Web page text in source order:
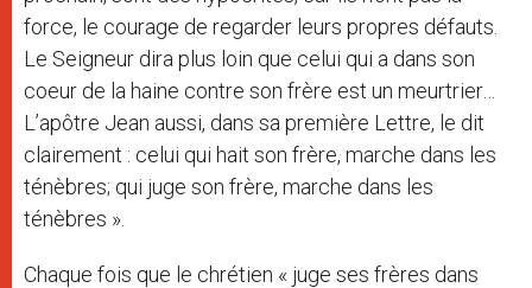
force, le courage de regarder leurs propres défauts.
Le Seigneur dira plus loin que celui qui a dans son
coeur de la haine contre son frère est un meurtrier…
L’apôtre Jean aussi, dans sa première Lettre, le dit
clairement : celui qui hait son frère, marche dans les
ténèbres; qui juge son frère, marche dans les
ténèbres ».
Chaque fois que le chrétien « juge ses frères dans